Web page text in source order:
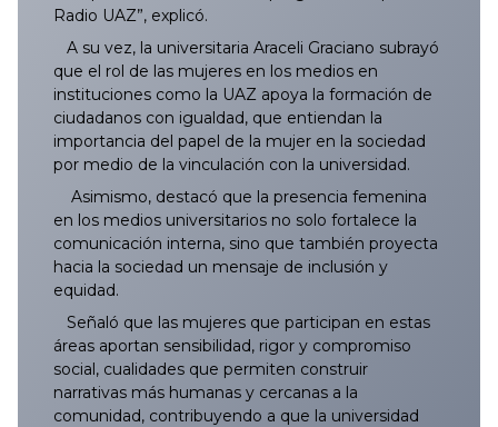
Radio UAZ”, explicó.
A su vez, la universitaria Araceli Graciano subrayó
que el rol de las mujeres en los medios en
instituciones como la UAZ apoya la formación de
ciudadanos con igualdad, que entiendan la
importancia del papel de la mujer en la sociedad
por medio de la vinculación con la universidad.
Asimismo, destacó que la presencia femenina
en los medios universitarios no solo fortalece la
comunicación interna, sino que también proyecta
hacia la sociedad un mensaje de inclusión y
equidad.
Señaló que las mujeres que participan en estas
áreas aportan sensibilidad, rigor y compromiso
social, cualidades que permiten construir
narrativas más humanas y cercanas a la
comunidad, contribuyendo a que la universidad